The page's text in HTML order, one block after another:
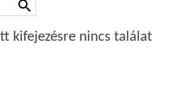
kifejezésre nincs találat